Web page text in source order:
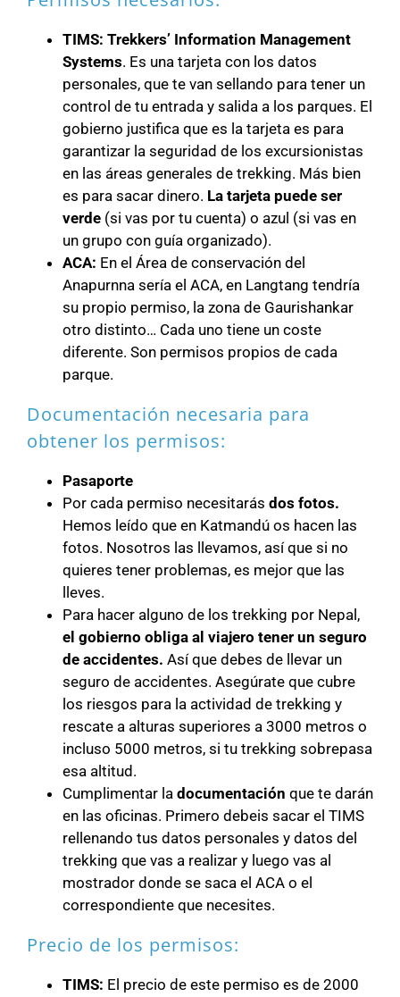
TIMS: Trekkers’ Information Management
Systems. Es una tarjeta con los datos
personales, que te van sellando para tener un
control de tu entrada y salida a los parques. El
gobierno justifica que es la tarjeta es para
garantizar la seguridad de los excursionistas
en las áreas generales de trekking. Más bien
es para sacar dinero. La tarjeta puede ser
verde (si vas por tu cuenta) o azul (si vas en
un grupo con guía organizado).
ACA: En el Área de conservación del
Anapurnna sería el ACA, en Langtang tendría
su propio permiso, la zona de Gaurishankar
otro distinto… Cada uno tiene un coste
diferente. Son permisos propios de cada
parque.
Documentación necesaria para
obtener los permisos:
Pasaporte
Por cada permiso necesitarás dos fotos.
Hemos leído que en Katmandú os hacen las
fotos. Nosotros las llevamos, así que si no
quieres tener problemas, es mejor que las
lleves.
Para hacer alguno de los trekking por Nepal,
el gobierno obliga al viajero tener un seguro
de accidentes. Así que debes de llevar un
seguro de accidentes. Asegúrate que cubre
los riesgos para la actividad de trekking y
rescate a alturas superiores a 3000 metros o
incluso 5000 metros, si tu trekking sobrepasa
esa altitud.
Cumplimentar la documentación que te darán
en las oficinas. Primero debeis sacar el TIMS
rellenando tus datos personales y datos del
trekking que vas a realizar y luego vas al
mostrador donde se saca el ACA o el
correspondiente que necesites.
Precio de los permisos:
TIMS: El precio de este permiso es de 2000